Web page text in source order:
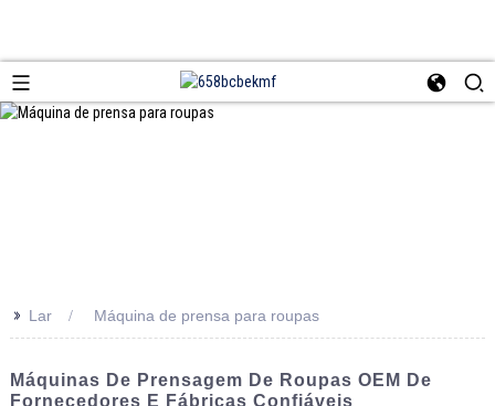
>> Lar Máquina de prensa para roupas
Máquinas De Prensagem De Roupas OEM De
Fornecedores E Fábricas Confiáveis